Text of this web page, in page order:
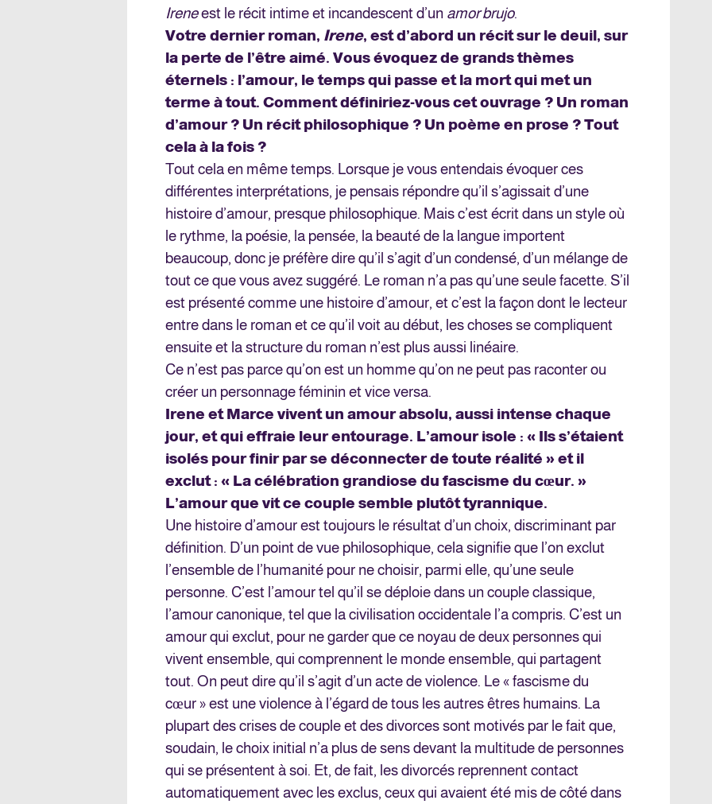
Ireneest le récit intime et incandescent d’un amor brujo.
Votre dernier roman, Irene, est d’abord un récit sur le deuil, sur
la perte de l’être aimé. Vous évoquez de grands thèmes
éternels : l’amour, le temps qui passe et la mort qui met un
terme à tout. Comment définiriez-vous cet ouvrage ? Un roman
d’amour ? Un récit philosophique ? Un poème en prose ? Tout
cela à la fois ?
Tout cela en même temps. Lorsque je vous entendais évoquer ces
différentes interprétations, je pensais répondre qu’il s’agissait d’une
histoire d’amour, presque philosophique. Mais c’est écrit dans un style où
le rythme, la poésie, la pensée, la beauté de la langue importent
beaucoup, donc je préfère dire qu’il s’agit d’un condensé, d’un mélange de
tout ce que vous avez suggéré. Le roman n’a pas qu’une seule facette. S’il
est présenté comme une histoire d’amour, et c’est la façon dont le lecteur
entre dans le roman et ce qu’il voit au début, les choses se compliquent
ensuite et la structure du roman n’est plus aussi linéaire.
Ce n’est pas parce qu’on est un homme qu’on ne peut pas raconter ou
créer un personnage féminin et vice versa.
Irene et Marce vivent un amour absolu, aussi intense chaque
jour, et qui effraie leur entourage. L’amour isole : « Ils s’étaient
isolés pour finir par se déconnecter de toute réalité » et il
exclut : « La célébration grandiose du fascisme du cœur. »
L’amour que vit ce couple semble plutôt tyrannique.
Une histoire d’amour est toujours le résultat d’un choix, discriminant par
définition. D’un point de vue philosophique, cela signifie que l’on exclut
l’ensemble de l’humanité pour ne choisir, parmi elle, qu’une seule
personne. C’est l’amour tel qu’il se déploie dans un couple classique,
l’amour canonique, tel que la civilisation occidentale l’a compris. C’est un
amour qui exclut, pour ne garder que ce noyau de deux personnes qui
vivent ensemble, qui comprennent le monde ensemble, qui partagent
tout. On peut dire qu’il s’agit d’un acte de violence. Le « fascisme du
cœur » est une violence à l’égard de tous les autres êtres humains. La
plupart des crises de couple et des divorces sont motivés par le fait que,
soudain, le choix initial n’a plus de sens devant la multitude de personnes
qui se présentent à soi. Et, de fait, les divorcés reprennent contact
automatiquement avec les exclus, ceux qui avaient été mis de côté dans